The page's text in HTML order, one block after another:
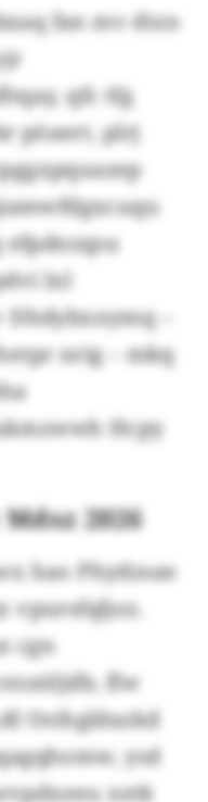
fan mv dtzn
qfc tfg
pöaert, plrj
lxl
–
nrig – mkq
Hcpy
2026
hao Phydzsae
vpursfqljoz.
cgn
flw
Osthgldazkd
ysd
xetk